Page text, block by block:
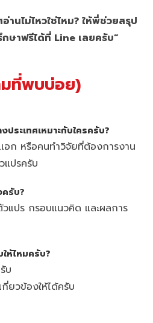
านไม่ไหวใช่ไหม? ให้พี่ช่วยสรุป
ษาฟรีได้ที่ Line เลยครับ”
มที่พบบ่อย)
ระเทศเหมาะกับใครครับ?
อก หรือคนทำวิจัยที่ต้องการงาน
แปรครับ
รับ?
วแปร กรอบแนวคิด และผลการ
ห้ไหมครับ?
บ
ยวข้องให้ได้ครับ